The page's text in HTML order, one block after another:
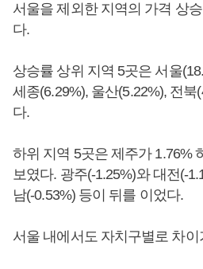
서울을 제외한 지역의 가격 상
다.
상승률 상위 지역 5곳은 서울
세종(6.29%), 울산(5.22%), 전
다.
하위 지역 5곳은 제주가 1.76%
보였다. 광주(-1.25%)와 대전(-
남(-0.53%) 등이 뒤를 이었다.
서울 내에서도 자치구별로 차